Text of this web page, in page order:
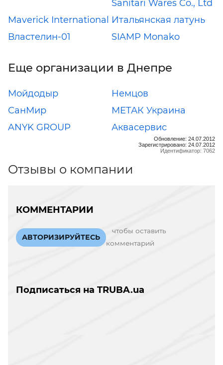
Sanitari Wares Co., Ltd
Maverick International Итальянская латунь
Властелин-01
SIAMP Monako
Еще организации в Днепре
Мойдодыр
Немцов
СанМир
МЕТАК Украина
ANYK GROUP
Аквасервис
Обновление: 24.07.2012
Зарегистрировано: 24.07.2012
Идентификатор: 7062
Отзывы о компании
КОММЕНТАРИИ
АВТОРИЗИРУЙТЕСЬ
чтобы оставить
комментарий
Подписаться на TRUBA.ua